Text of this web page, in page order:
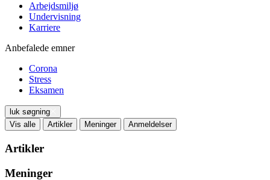
Arbejdsmiljø
Undervisning
Karriere
Anbefalede emner
Corona
Stress
Eksamen
luk søgning
Vis alle
Artikler Meninger Anmeldelser
Artikler
Meninger